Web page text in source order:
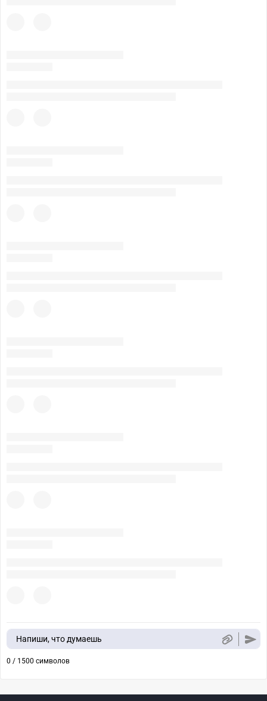
Напиши, что думаешь
0 / 1500 символов